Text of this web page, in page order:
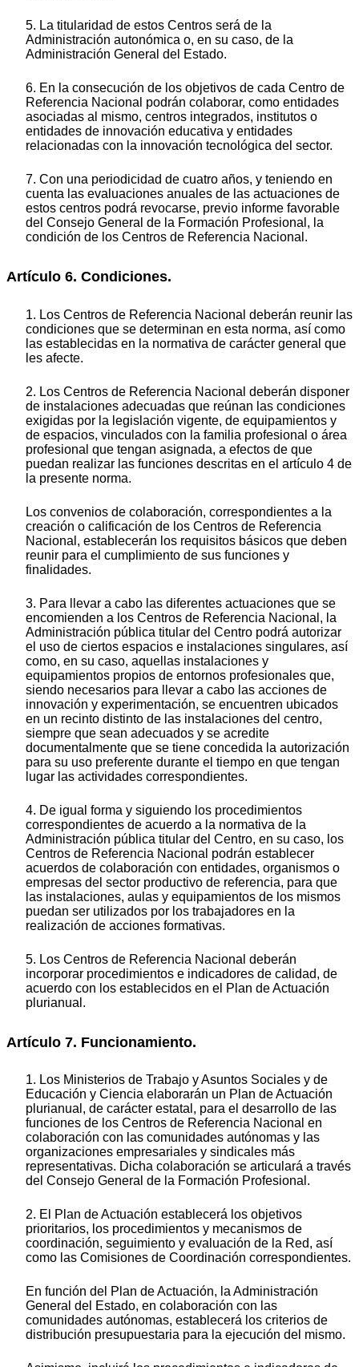
5. La titularidad de estos Centros será de la
Administración autonómica o, en su caso, de la
Administración General del Estado.
6. En la consecución de los objetivos de cada Centro de
Referencia Nacional podrán colaborar, como entidades
asociadas al mismo, centros integrados, institutos o
entidades de innovación educativa y entidades
relacionadas con la innovación tecnológica del sector.
7. Con una periodicidad de cuatro años, y teniendo en
cuenta las evaluaciones anuales de las actuaciones de
estos centros podrá revocarse, previo informe favorable
del Consejo General de la Formación Profesional, la
condición de los Centros de Referencia Nacional.
Artículo 6. Condiciones.
1. Los Centros de Referencia Nacional deberán reunir las
condiciones que se determinan en esta norma, así como
las establecidas en la normativa de carácter general que
les afecte.
2. Los Centros de Referencia Nacional deberán disponer
de instalaciones adecuadas que reúnan las condiciones
exigidas por la legislación vigente, de equipamientos y
de espacios, vinculados con la familia profesional o área
profesional que tengan asignada, a efectos de que
puedan realizar las funciones descritas en el artículo 4 de
la presente norma.
Los convenios de colaboración, correspondientes a la
creación o calificación de los Centros de Referencia
Nacional, establecerán los requisitos básicos que deben
reunir para el cumplimiento de sus funciones y
finalidades.
3. Para llevar a cabo las diferentes actuaciones que se
encomienden a los Centros de Referencia Nacional, la
Administración pública titular del Centro podrá autorizar
el uso de ciertos espacios e instalaciones singulares, así
como, en su caso, aquellas instalaciones y
equipamientos propios de entornos profesionales que,
siendo necesarios para llevar a cabo las acciones de
innovación y experimentación, se encuentren ubicados
en un recinto distinto de las instalaciones del centro,
siempre que sean adecuados y se acredite
documentalmente que se tiene concedida la autorización
para su uso preferente durante el tiempo en que tengan
lugar las actividades correspondientes.
4. De igual forma y siguiendo los procedimientos
correspondientes de acuerdo a la normativa de la
Administración pública titular del Centro, en su caso, los
Centros de Referencia Nacional podrán establecer
acuerdos de colaboración con entidades, organismos o
empresas del sector productivo de referencia, para que
las instalaciones, aulas y equipamientos de los mismos
puedan ser utilizados por los trabajadores en la
realización de acciones formativas.
5. Los Centros de Referencia Nacional deberán
incorporar procedimientos e indicadores de calidad, de
acuerdo con los establecidos en el Plan de Actuación
plurianual.
Artículo 7. Funcionamiento.
1. Los Ministerios de Trabajo y Asuntos Sociales y de
Educación y Ciencia elaborarán un Plan de Actuación
plurianual, de carácter estatal, para el desarrollo de las
funciones de los Centros de Referencia Nacional en
colaboración con las comunidades autónomas y las
organizaciones empresariales y sindicales más
representativas. Dicha colaboración se articulará a través
del Consejo General de la Formación Profesional.
2. El Plan de Actuación establecerá los objetivos
prioritarios, los procedimientos y mecanismos de
coordinación, seguimiento y evaluación de la Red, así
como las Comisiones de Coordinación correspondientes.
En función del Plan de Actuación, la Administración
General del Estado, en colaboración con las
comunidades autónomas, establecerá los criterios de
distribución presupuestaria para la ejecución del mismo.